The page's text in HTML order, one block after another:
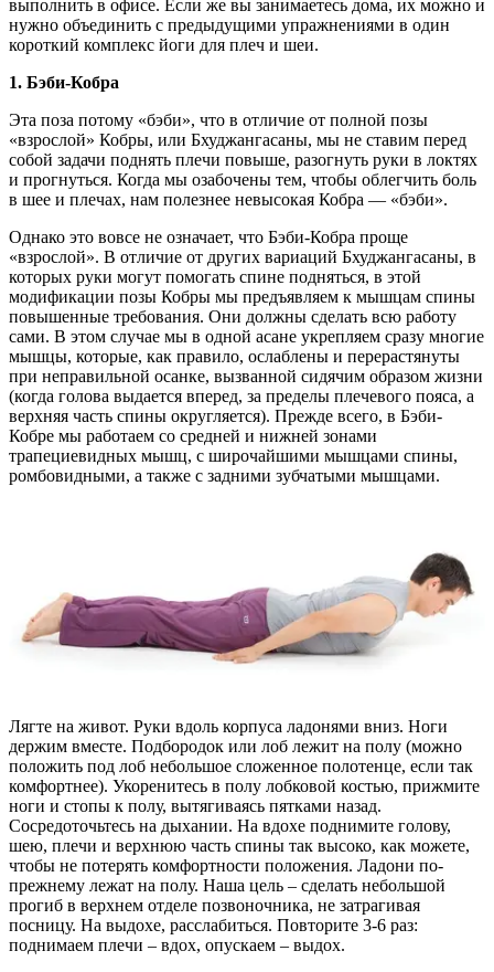
выполнить в офисе. Если же вы занимаетесь дома, их можно и
нужно объединить с предыдущими упражнениями в один
короткий комплекс йоги для плеч и шеи.
1. Бэби-Кобра
Эта поза потому «бэби», что в отличие от полной позы
«взрослой» Кобры, или Бхуджангасаны, мы не ставим перед
собой задачи поднять плечи повыше, разогнуть руки в локтях
и прогнуться. Когда мы озабочены тем, чтобы облегчить боль
в шее и плечах, нам полезнее невысокая Кобра — «бэби».
Однако это вовсе не означает, что Бэби-Кобра проще
«взрослой». В отличие от других вариаций Бхуджангасаны, в
которых руки могут помогать спине подняться, в этой
модификации позы Кобры мы предъявляем к мышцам спины
повышенные требования. Они должны сделать всю работу
сами. В этом случае мы в одной асане укрепляем сразу многие
мышцы, которые, как правило, ослаблены и перерастянуты
при неправильной осанке, вызванной сидячим образом жизни
(когда голова выдается вперед, за пределы плечевого пояса, а
верхняя часть спины округляется). Прежде всего, в Бэби-
Кобре мы работаем со средней и нижней зонами
трапециевидных мышц, с широчайшими мышцами спины,
ромбовидными, а также с задними зубчатыми мышцами.
Лягте на живот. Руки вдоль корпуса ладонями вниз. Ноги
держим вместе. Подбородок или лоб лежит на полу (можно
положить под лоб небольшое сложенное полотенце, если так
комфортнее). Укоренитесь в полу лобковой костью, прижмите
ноги и стопы к полу, вытягиваясь пятками назад.
Сосредоточьтесь на дыхании. На вдохе поднимите голову,
шею, плечи и верхнюю часть спины так высоко, как можете,
чтобы не потерять комфортности положения. Ладони по-
прежнему лежат на полу. Наша цель – сделать небольшой
прогиб в верхнем отделе позвоночника, не затрагивая
посницу. На выдохе, расслабиться. Повторите 3-6 раз:
поднимаем плечи – вдох, опускаем – выдох.